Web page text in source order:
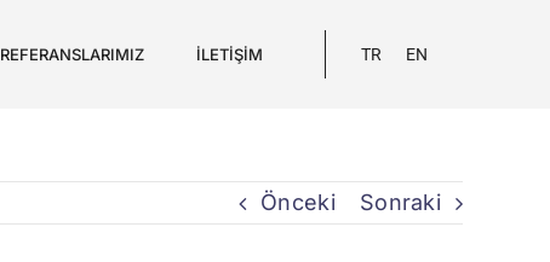
REFERANSLARIMIZ İLETIŞIM TR EN
Önceki Sonraki